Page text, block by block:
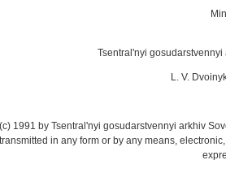
Tsentral'nyi gosudarstvennyi
L. V.
1991 by Tsentral'nyi gosudarstvennyi arkhiv
in any form or by any means,